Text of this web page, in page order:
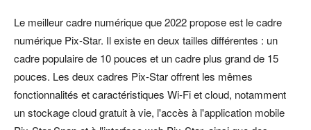
Le meilleur cadre numérique que 2022 propose est le cadre
numérique Pix-Star. Il existe en deux tailles différentes : un
cadre populaire de 10 pouces et un cadre plus grand de 15
pouces. Les deux cadres Pix-Star offrent les mêmes
fonctionnalités et caractéristiques Wi-Fi et cloud, notamment
un stockage cloud gratuit à vie, l'accès à l'application mobile